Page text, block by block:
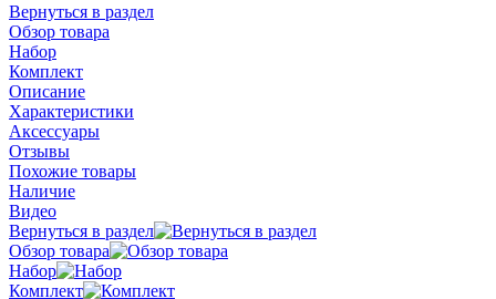
Вернуться в раздел
Обзор товара
Набор
Комплект
Описание
Характеристики
Аксессуары
Отзывы
Похожие товары
Наличие
Видео
Вернуться в раздел
Обзор товара
Набор
Комплект